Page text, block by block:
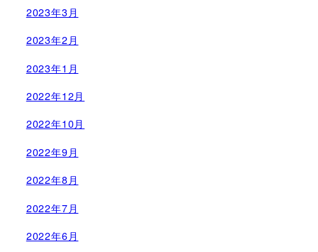
2023年3月
2023年2月
2023年1月
2022年12月
2022年10月
2022年9月
2022年8月
2022年7月
2022年6月